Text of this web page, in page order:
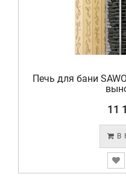
Печь для бани
11
В